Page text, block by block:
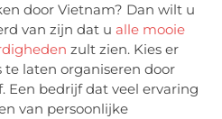
door Vietnam? Dan wilt u
van zijn dat u alle mooie
zult zien. Kies er
laten organiseren door
Een bedrijf dat veel ervaring
van persoonlijke